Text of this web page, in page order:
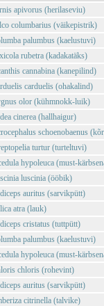
apivorus (herilaseviu)
columbarius (väikepistrik)
palumbus (kaelustuvi)
rubetra (kadakatäks)
cannabina (kanepilind)
carduelis (ohakalind)
olor (kühmnokk-luik)
cinerea (hallhaigur)
schoenobaenus
turtur (turteltuvi)
hypoleuca (must-
luscinia (ööbik)
auritus (sarvikpütt)
atra (lauk)
cristatus (tuttpütt)
palumbus (kaelustuvi)
hypoleuca (must-
chloris (rohevint)
auritus (sarvikpütt)
citrinella (talvike)